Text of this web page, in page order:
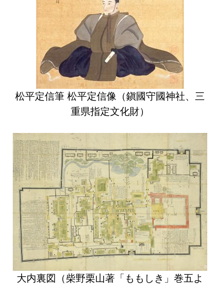
松平定信筆 松平定信像（鎭國守國神社、三
重県指定文化財）
大内裏図（柴野栗山著「ももしき」巻五よ